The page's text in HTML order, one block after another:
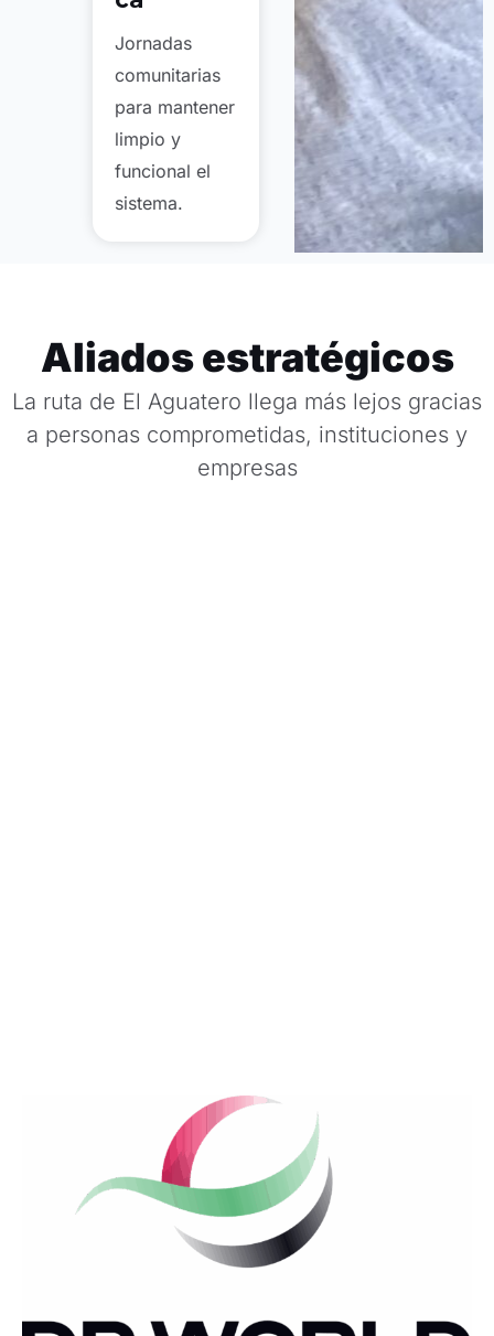
Jornadas
comunitarias
para mantener
limpio y
funcional el
sistema.
Aliados estratégicos
La ruta de El Aguatero llega más lejos gracias
a personas comprometidas, instituciones y
empresas